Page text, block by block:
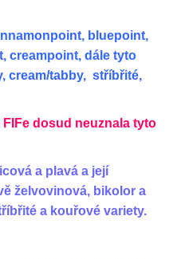
bluepoint,
creampoint, dále tyto
cream/tabby, stříbřité,
FIFe dosud neuznala tyto
a plavá a její
želvovinová, bikolor a
a kouřové variety.